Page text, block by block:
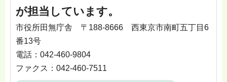
が担当しています。
市役所田無庁舎 〒188-8666 西東京市南町五丁目6
番13号
電話：042-460-9804
ファクス：042-460-7511